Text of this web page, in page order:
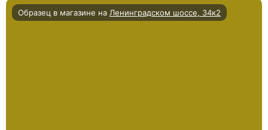
Образец в магазине на Ленинградском шоссе, 34к2